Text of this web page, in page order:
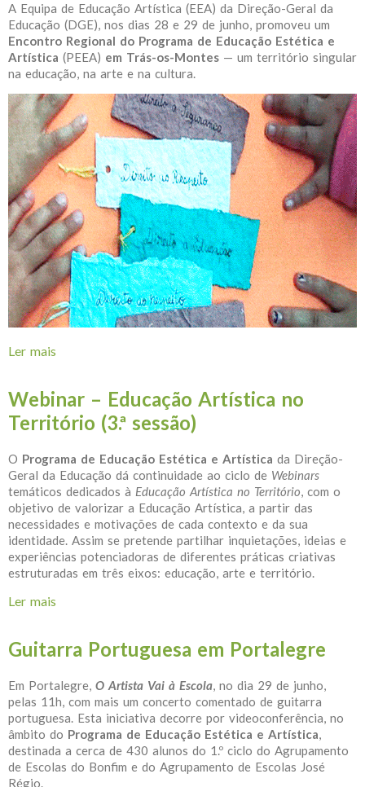
A Equipa de Educação Artística (EEA) da Direção-Geral da
Educação (DGE), nos dias 28 e 29 de junho, promoveu um
Encontro Regional do Programa de Educação Estética e
Artística (PEEA) em Trás-os-Montes — um território singular
na educação, na arte e na cultura.
Ler mais
Webinar – Educação Artística no
Território (3.ª sessão)
O Programa de Educação Estética e Artística da Direção-
Geral da Educação dá continuidade ao ciclo de Webinars
temáticos dedicados à Educação Artística no Território, com o
objetivo de valorizar a Educação Artística, a partir das
necessidades e motivações de cada contexto e da sua
identidade. Assim se pretende partilhar inquietações, ideias e
experiências potenciadoras de diferentes práticas criativas
estruturadas em três eixos: educação, arte e território.
Ler mais
Guitarra Portuguesa em Portalegre
Em Portalegre, O Artista Vai à Escola, no dia 29 de junho,
pelas 11h, com mais um concerto comentado de guitarra
portuguesa. Esta iniciativa decorre por videoconferência, no
âmbito do Programa de Educação Estética e Artística,
destinada a cerca de 430 alunos do 1.º ciclo do Agrupamento
de Escolas do Bonfim e do Agrupamento de Escolas José
Régio.